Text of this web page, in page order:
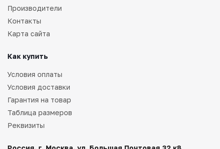
Производители
Контакты
Карта сайта
Как купить
Условия оплаты
Условия доставки
Гарантия на товар
Таблица размеров
Реквизиты